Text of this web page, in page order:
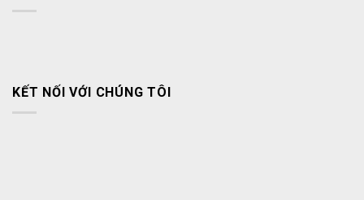
KẾT NỐI VỚI CHÚNG TÔI